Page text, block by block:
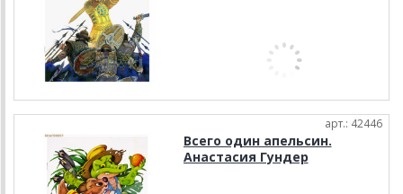
арт.: 42446
Всего один апельсин.
Анастасия Гундер